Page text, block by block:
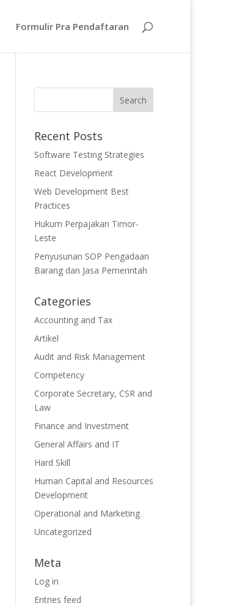
Formulir Pra Pendaftaran
Recent Posts
Software Testing Strategies
React Development
Web Development Best
Practices
Hukum Perpajakan Timor-
Leste
Penyusunan SOP Pengadaan
Barang dan Jasa Pemerintah
Categories
Accounting and Tax
Artikel
Audit and Risk Management
Competency
Corporate Secretary, CSR and
Law
Finance and Investment
General Affairs and IT
Hard Skill
Human Capital and Resources
Development
Operational and Marketing
Uncategorized
Meta
Log in
Entries feed